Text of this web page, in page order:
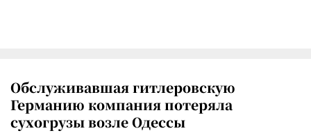
Обслуживавшая гитлеровскую
Германию компания потеряла
сухогрузы возле Одессы